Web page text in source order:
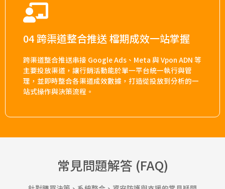
04 跨渠道整合推送 檔期成效一站掌握
跨渠道整合推送串接 Google Ads、Meta 與 Vpon ADN 等
主要投放渠道，讓行銷活動能於單一平台統一執行與管
理，並即時整合各渠道成效數據，打造從投放到分析的一
站式操作與決策流程。
常見問題解答 (FAQ)